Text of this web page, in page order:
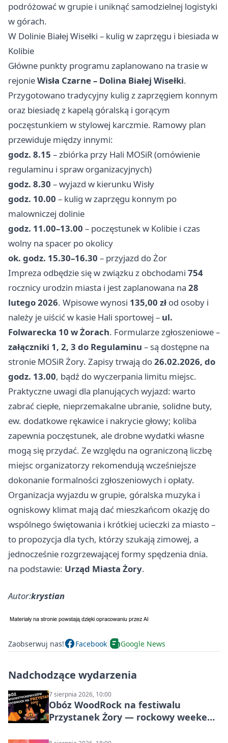
podróżować w grupie i uniknąć samodzielnej logistyki
w górach.
W Dolinie Białej Wisełki – kulig w zaprzęgu i biesiada w
Kolibie
Główne punkty programu zaplanowano na trasie w
rejonieWisła Czarne – Dolina Białej Wisełki.
Przygotowano tradycyjny kulig z zaprzęgiem konnym
oraz biesiadę z kapelą góralską i gorącym
poczęstunkiem w stylowej karczmie. Ramowy plan
przewiduje między innymi:
godz. 8.15 – zbiórka przy Hali MOSiR (omówienie
regulaminu i spraw organizacyjnych)
godz. 8.30 – wyjazd w kierunku Wisły
godz. 10.00 – kulig w zaprzęgu konnym po
malowniczej dolinie
godz. 11.00–13.00 – poczęstunek w Kolibie i czas
wolny na spacer po okolicy
ok. godz. 15.30–16.30 – przyjazd do Żor
Impreza odbędzie się w związku z obchodami 754
rocznicy urodzin miasta i jest zaplanowana na 28
lutego 2026. Wpisowe wynosi 135,00 zł od osoby i
należy je uiścić w kasie Hali sportowej – ul.
Folwarecka 10 w Żorach. Formularze zgłoszeniowe –
załączniki 1, 2, 3 do Regulaminu – są dostępne na
stronie MOSiR Żory. Zapisy trwają do26.02.2026, do
godz. 13.00, bądź do wyczerpania limitu miejsc.
Praktyczne uwagi dla planujących wyjazd: warto
zabrać ciepłe, nieprzemakalne ubranie, solidne buty,
ew. dodatkowe rękawice i nakrycie głowy; koliba
zapewnia poczęstunek, ale drobne wydatki własne
mogą się przydać. Ze względu na ograniczoną liczbę
miejsc organizatorzy rekomendują wcześniejsze
dokonanie formalności zgłoszeniowych i opłaty.
Organizacja wyjazdu w grupie, góralska muzyka i
ogniskowy klimat mają dać mieszkańcom okazję do
wspólnego świętowania i krótkiej ucieczki za miasto –
to propozycja dla tych, którzy szukają zimowej, a
jednocześnie rozgrzewającej formy spędzenia dnia.
na podstawie: Urząd Miasta Żory.
Autor:krystian
Zaobserwuj nas! Facebook Google News
Nadchodzące wydarzenia
7 sierpnia 2026, 10:00
Obóz WoodRock na festiwalu
Przystanek Żory — rockowy weekend